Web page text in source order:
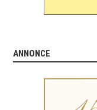
ANNONCE